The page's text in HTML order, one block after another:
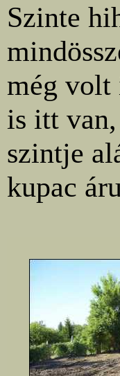
Szinte
még volt
is itt
szintje
kupac